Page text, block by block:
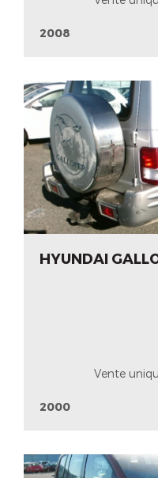
2008
HYUNDAI
Vente
2000